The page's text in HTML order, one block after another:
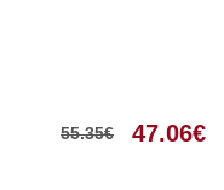
55.35€ 47.06€